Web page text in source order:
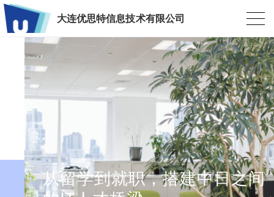
大连优思特信息技术有限公司
从留学到就职，搭建中日之间